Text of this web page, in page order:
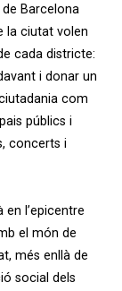
Barcelona
la ciutat volen
cada districte:
i donar un
com
públics i
concerts i
l’epicentre
el món de
més enllà de
social dels